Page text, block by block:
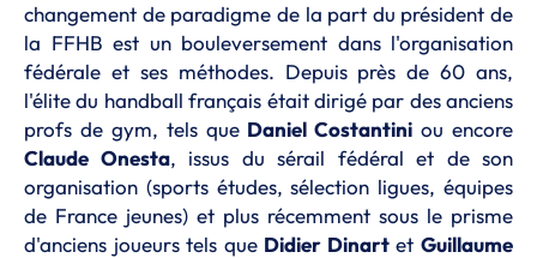
changement de paradigme de la part du président de
la FFHB est un bouleversement dans l'organisation
fédérale et ses méthodes. Depuis près de 60 ans,
l'élite du handball français était dirigé par des anciens
profs de gym, tels que Daniel Costantini ou encore
Claude Onesta, issus du sérail fédéral et de son
organisation (sports études, sélection ligues, équipes
de France jeunes) et plus récemment sous le prisme
d'anciens joueurs tels que Didier DinartetGuillaume